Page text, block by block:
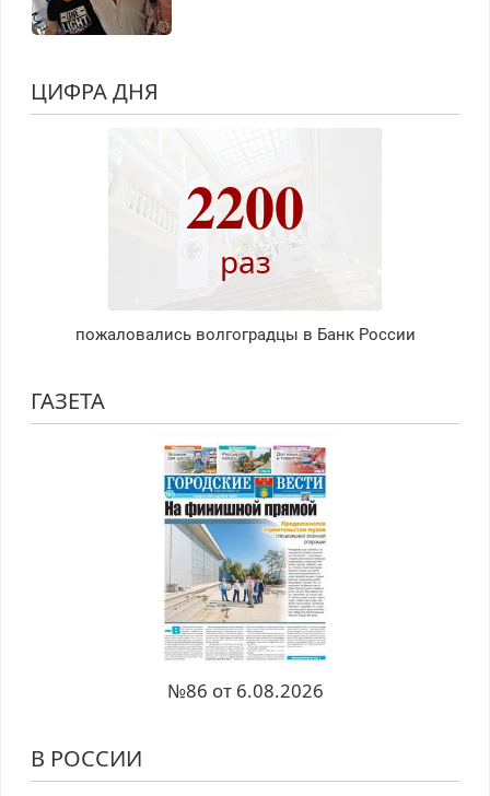
ЦИФРА ДНЯ
2200
раз
пожаловались волгоградцы в Банк России
ГАЗЕТА
№86 от 6.08.2026
В РОССИИ